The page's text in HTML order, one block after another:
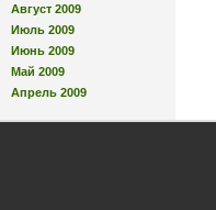
Август 2009
Июль 2009
Июнь 2009
Май 2009
Апрель 2009